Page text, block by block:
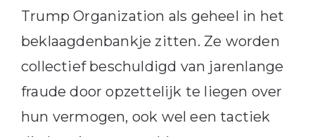
Trump Organization als geheel in het
beklaagdenbankje zitten. Ze worden
collectief beschuldigd van jarenlange
fraude door opzettelijk te liegen over
hun vermogen, ook wel een tactiek